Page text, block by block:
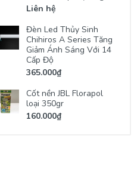
Liên hệ
Đèn Led Thủy Sinh
Chihiros A Series Tăng
Giảm Ánh Sáng Với 14
Cấp Độ
365.000₫
Cốt nền JBL Florapol
loại 350gr
160.000₫